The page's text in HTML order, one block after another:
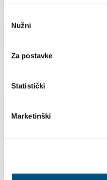
pristanka
Nužni
Za postavke
Statistički
Marketinški
Ana Baturina
1/4
antonioberam@gmail.com
Ana Brnas